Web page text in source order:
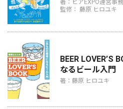
著：ビアEXPO運営事
監修： 藤原 ヒロユキ
BEER LOVER’S
なるビール入門
著：藤原 ヒロユキ